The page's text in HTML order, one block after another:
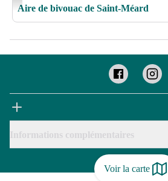
Voir la carte
Aire de bivouac de Saint-Méard
Informations complémentaires